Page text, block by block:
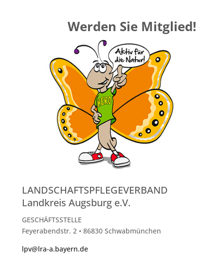
Werden Sie Mitglied!
LANDSCHAFTSPFLEGEVERBAND
Landkreis Augsburg e.V.
GESCHÄFTSSTELLE
Feyerabendstr. 2 • 86830 Schwabmünchen
lpv@lra-a.bayern.de